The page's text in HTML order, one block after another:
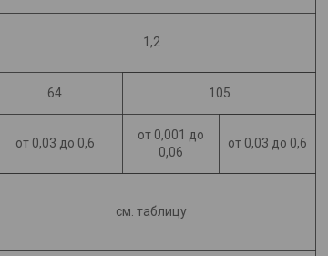
1,2
64 105
от 0,03 до 0,6
от 0,001 до
0,06
от 0,03 до 0,6
см. таблицу